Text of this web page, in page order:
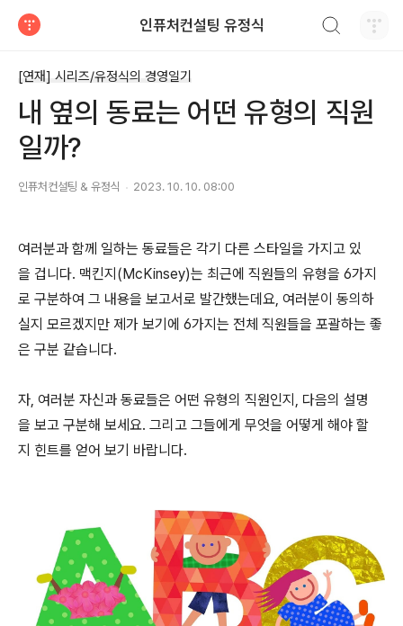
인퓨처컨설팅 유정식
[연재] 시리즈/유정식의 경영일기
내 옆의 동료는 어떤 유형의 직원
일까?
인퓨처컨설팅 & 유정식 2023. 10. 10. 08:00
여러분과 함께 일하는 동료들은 각기 다른 스타일을 가지고 있
을 겁니다. 맥킨지(McKinsey)는 최근에 직원들의 유형을 6가지
로 구분하여 그 내용을 보고서로 발간했는데요, 여러분이 동의하
실지 모르겠지만 제가 보기에 6가지는 전체 직원들을 포괄하는 좋
은 구분 같습니다.
자, 여러분 자신과 동료들은 어떤 유형의 직원인지, 다음의 설명
을 보고 구분해 보세요. 그리고 그들에게 무엇을 어떻게 해야 할
지 힌트를 얻어 보기 바랍니다.